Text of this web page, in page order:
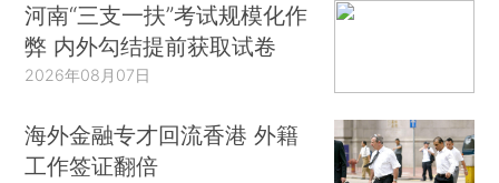
河南“三支一扶”考试规模化作
弊 内外勾结提前获取试卷
2026年08月07日
海外金融专才回流香港 外籍
工作签证翻倍